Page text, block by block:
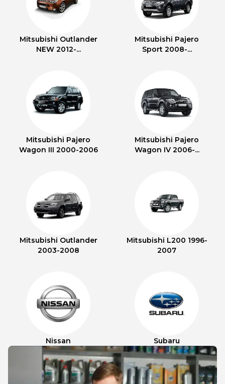
Mitsubishi Outlander
NEW 2012-...
Mitsubishi Pajero
Sport 2008-...
Mitsubishi Pajero
Wagon III 2000-2006
Mitsubishi Pajero
Wagon IV 2006-...
Mitsubishi Outlander
2003-2008
Mitsubishi L200 1996-
2007
Nissan Subaru